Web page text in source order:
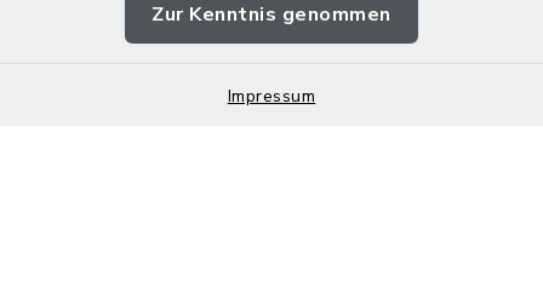
Zur Kenntnis genommen
Impressum
Impressum
Sitemap